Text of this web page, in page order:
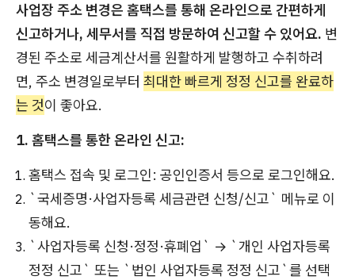
사업장 주소 변경은 홈택스를 통해 온라인으로 간편하게
신고하거나, 세무서를 직접 방문하여 신고할 수 있어요. 변
경된 주소로 세금계산서를 원활하게 발행하고 수취하려
면, 주소 변경일로부터 최대한 빠르게 정정 신고를 완료하
는 것이 좋아요.
1. 홈택스를 통한 온라인 신고:
홈택스 접속 및 로그인: 공인인증서 등으로 로그인해요.
`국세증명·사업자등록 세금관련 신청/신고` 메뉴로 이
동해요.
`사업자등록 신청·정정·휴폐업` → `개인 사업자등록
정정 신고` 또는 `법인 사업자등록 정정 신고`를 선택